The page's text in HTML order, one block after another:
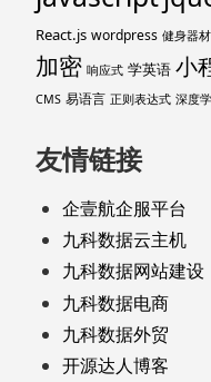
React.js wordpress 健身器材
加密 响应式 学英语 小
CMS 易语言 正则表达式 深度
友情链接
企壹航企服平台
九科数据云主机
九科数据网站建设
九科数据电商
九科数据外贸
开源达人博客